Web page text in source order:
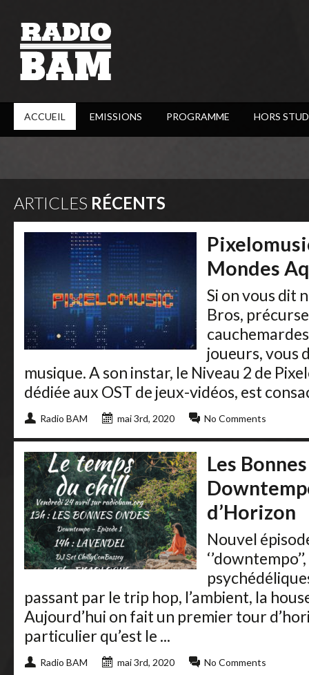
ACCUEIL EMISSIONS PROGRAMME HORS
ARTICLES RÉCENTS
Mondes
Si on vous dit
Bros,
joueurs, vous
musique. A son instar, le Niveau 2 de
dédiée aux OST de jeux-vidéos, est
Radio BAM mai 3rd, 2020 No Comments
Les
d’Horizon
Nouvel
passant par le trip hop, l’ambient, la
Aujourd’hui on fait un premier tour
particulier qu’est le ...
Radio BAM mai 3rd, 2020 No Comments